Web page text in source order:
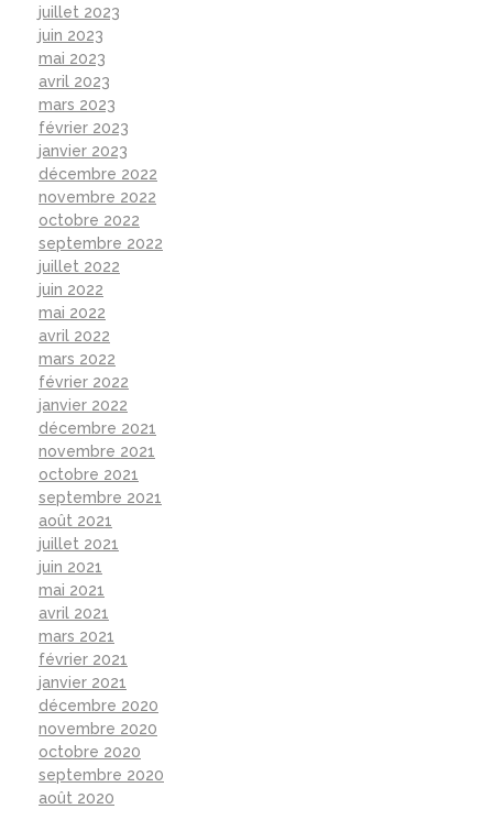
juillet 2023
juin 2023
mai 2023
avril 2023
mars 2023
février 2023
janvier 2023
décembre 2022
novembre 2022
octobre 2022
septembre 2022
juillet 2022
juin 2022
mai 2022
avril 2022
mars 2022
février 2022
janvier 2022
décembre 2021
novembre 2021
octobre 2021
septembre 2021
août 2021
juillet 2021
juin 2021
mai 2021
avril 2021
mars 2021
février 2021
janvier 2021
décembre 2020
novembre 2020
octobre 2020
septembre 2020
août 2020